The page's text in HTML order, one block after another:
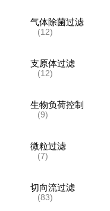
气体除菌过滤
(12)
支原体过滤
(12)
生物负荷控制
(9)
微粒过滤
(7)
切向流过滤
(83)